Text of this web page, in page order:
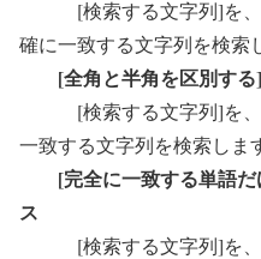
[検索する文字列]を、
確に一致する文字列を検索
[全角と半角を区別する]
[検索する文字列]を、
一致する文字列を検索しま
[完全に一致する単語
ス
[検索する文字列]を、